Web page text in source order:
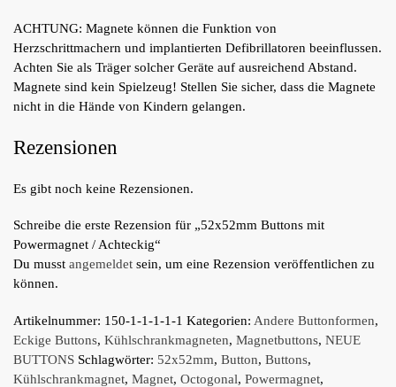
ACHTUNG: Magnete können die Funktion von
Herzschrittmachern und implantierten Defibrillatoren beeinflussen.
Achten Sie als Träger solcher Geräte auf ausreichend Abstand.
Magnete sind kein Spielzeug! Stellen Sie sicher, dass die Magnete
nicht in die Hände von Kindern gelangen.
Rezensionen
Es gibt noch keine Rezensionen.
Schreibe die erste Rezension für „52x52mm Buttons mit
Powermagnet / Achteckig“
Du musst angemeldet sein, um eine Rezension veröffentlichen zu
können.
Artikelnummer: 150-1-1-1-1-1 Kategorien: Andere Buttonformen,
Eckige Buttons, Kühlschrankmagneten, Magnetbuttons, NEUE
BUTTONS Schlagwörter: 52x52mm, Button, Buttons,
Kühlschrankmagnet, Magnet, Octogonal, Powermagnet,